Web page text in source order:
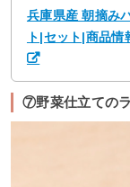
兵庫県産 朝摘み
ト|セット|商品
⑦野菜仕立てのラ